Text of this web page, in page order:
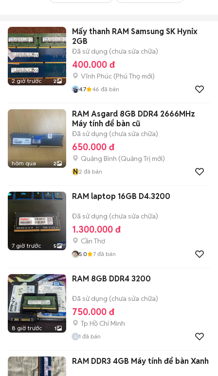
2 giờ trước 2
Mấy thanh RAM Samsung SK Hynix
2GB
Đã sử dụng (chưa sửa chữa)
400.000 đ
Vĩnh Phúc (Phú Thọ mới)
4.7 46 đã bán
hôm qua 2
RAM Asgard 8GB DDR4 2666MHz
Máy tính để bàn cũ
Đã sử dụng (chưa sửa chữa)
650.000 đ
Quảng Bình (Quảng Trị mới)
N2 đã bán
7 giờ trước 5
RAM laptop 16GB D4.3200
Đã sử dụng (chưa sửa chữa)
1.300.000 đ
Cần Thơ
5.0 7 đã bán
8 giờ trước 1
RAM 8GB DDR4 3200
Đã sử dụng (chưa sửa chữa)
750.000 đ
Tp Hồ Chí Minh
1 đã bán
RAM DDR3 4GB Máy tính để bàn Xanh